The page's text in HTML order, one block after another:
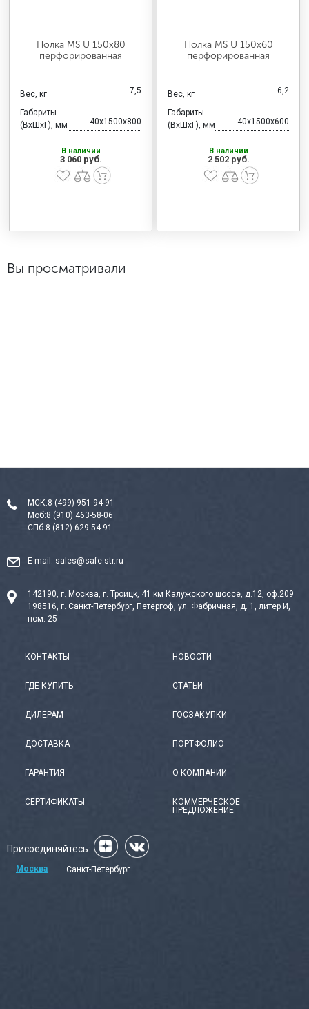
Полка MS U 150х80
перфорированная
Вес, кг 7,5
Габариты
(ВхШхГ), мм
40x1500x800
В наличии
3 060 руб.
Полка MS U 150х60
перфорированная
Вес, кг 6,2
Габариты
(ВхШхГ), мм
40x1500x600
В наличии
2 502 руб.
Вы просматривали
МСК:8 (499) 951-94-91
Моб:8 (910) 463-58-06
СПб:8 (812) 629-54-91
E-mail: sales@safe-str.ru
142190, г. Москва, г. Троицк, 41 км Калужского шоссе, д.12, оф.209
198516, г. Санкт-Петербург, Петергоф, ул. Фабричная, д. 1, литер И,
пом. 25
КОНТАКТЫ
ГДЕ КУПИТЬ
ДИЛЕРАМ
ДОСТАВКА
ГАРАНТИЯ
СЕРТИФИКАТЫ
НОВОСТИ
СТАТЬИ
ГОСЗАКУПКИ
ПОРТФОЛИО
О КОМПАНИИ
КОММЕРЧЕСКОЕ
ПРЕДЛОЖЕНИЕ
Присоединяйтесь:
Москва Санкт-Петербург